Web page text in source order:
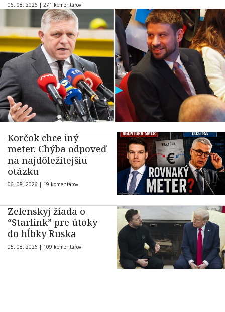
06. 08. 2026 | 271 komentárov
Korčok chce iný
meter. Chýba odpoveď
na najdôležitejšiu
otázku
06. 08. 2026 | 19 komentárov
Zelenskyj žiada o
“Starlink” pre útoky
do hĺbky Ruska
05. 08. 2026 | 109 komentárov